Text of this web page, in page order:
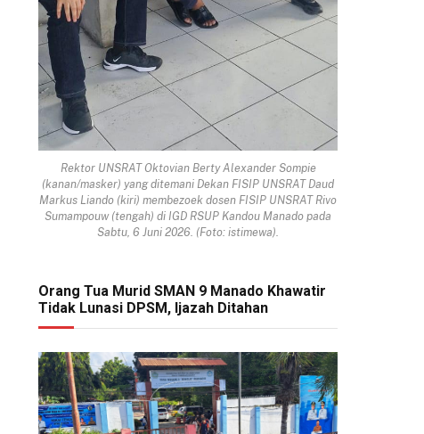
Rektor UNSRAT Oktovian Berty Alexander Sompie
(kanan/masker) yang ditemani Dekan FISIP UNSRAT Daud
Markus Liando (kiri) membezoek dosen FISIP UNSRAT Rivo
Sumampouw (tengah) di IGD RSUP Kandou Manado pada
Sabtu, 6 Juni 2026. (Foto: istimewa).
Orang Tua Murid SMAN 9 Manado Khawatir
Tidak Lunasi DPSM, Ijazah Ditahan